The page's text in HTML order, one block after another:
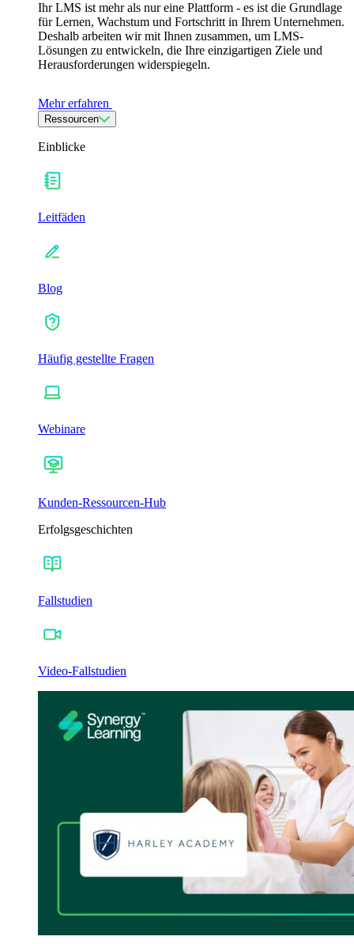
Ihr LMS ist mehr als nur eine Plattform - es ist die Grundlage
für Lernen, Wachstum und Fortschritt in Ihrem Unternehmen.
Deshalb arbeiten wir mit Ihnen zusammen, um LMS-
Lösungen zu entwickeln, die Ihre einzigartigen Ziele und
Herausforderungen widerspiegeln.
Mehr erfahren
Ressourcen
Einblicke
Leitfäden
Blog
Häufig gestellte Fragen
Webinare
Kunden-Ressourcen-Hub
Erfolgsgeschichten
Fallstudien
Video-Fallstudien